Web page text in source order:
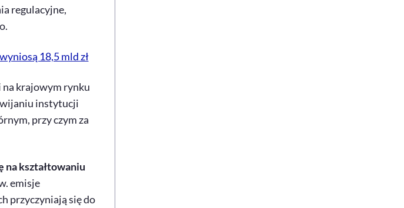
regulacyjne,
18,5 mld zł
na krajowym rynku
instytucji
przy czym za
na kształtowaniu
emisje
przyczyniają się do